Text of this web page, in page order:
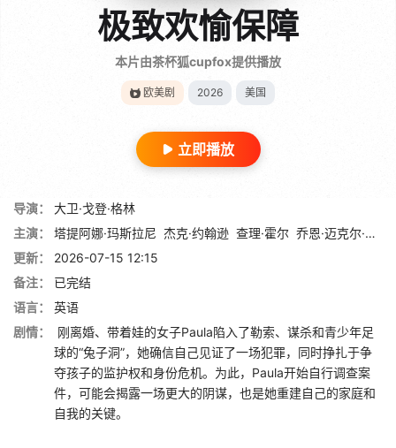
极致欢愉保障
本片由茶杯狐cupfox提供播放
欧美剧 2026 美国
立即播放
导演：
大卫·戈登·格林
主演：
塔提阿娜·玛斯拉尼 杰克·约翰逊 查理·霍尔 乔恩·迈克尔·希尔
更新：
2026-07-15 12:15
备注：
已完结
语言：
英语
剧情：
刚离婚、带着娃的女子Paula陷入了勒索、谋杀和青少年足
球的“兔子洞”，她确信自己见证了一场犯罪，同时挣扎于争
夺孩子的监护权和身份危机。为此，Paula开始自行调查案
件，可能会揭露一场更大的阴谋，也是她重建自己的家庭和
自我的关键。